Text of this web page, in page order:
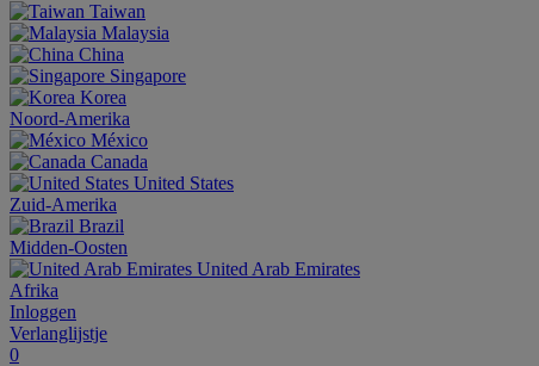
Taiwan
Malaysia
China
Singapore
Korea
Noord-Amerika
México
Canada
United States
Zuid-Amerika
Brazil
Midden-Oosten
United Arab Emirates
Afrika
Inloggen
Verlanglijstje
0